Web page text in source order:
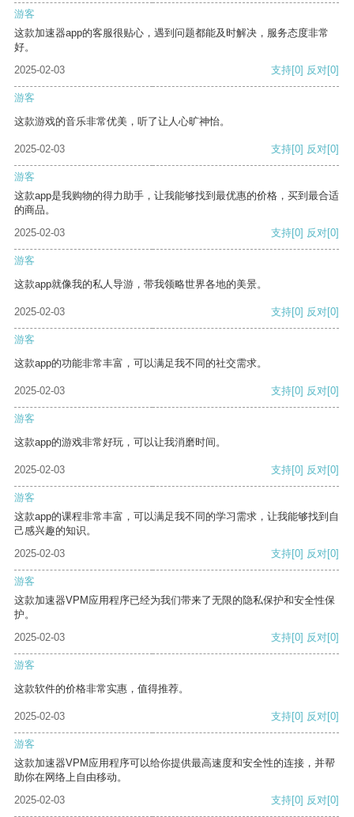
游客
这款加速器app的客服很贴心，遇到问题都能及时解决，服务态度非常
好。
2025-02-03
支持[0] 反对[0]
游客
这款游戏的音乐非常优美，听了让人心旷神怡。
2025-02-03 支持[0] 反对[0]
游客
这款app是我购物的得力助手，让我能够找到最优惠的价格，买到最合适
的商品。
2025-02-03
支持[0] 反对[0]
游客
这款app就像我的私人导游，带我领略世界各地的美景。
2025-02-03 支持[0] 反对[0]
游客
这款app的功能非常丰富，可以满足我不同的社交需求。
2025-02-03 支持[0] 反对[0]
游客
这款app的游戏非常好玩，可以让我消磨时间。
2025-02-03 支持[0] 反对[0]
游客
这款app的课程非常丰富，可以满足我不同的学习需求，让我能够找到自
己感兴趣的知识。
2025-02-03
支持[0] 反对[0]
游客
这款加速器VPM应用程序已经为我们带来了无限的隐私保护和安全性保
护。
2025-02-03
支持[0] 反对[0]
游客
这款软件的价格非常实惠，值得推荐。
2025-02-03 支持[0] 反对[0]
游客
这款加速器VPM应用程序可以给你提供最高速度和安全性的连接，并帮
助你在网络上自由移动。
2025-02-03
支持[0] 反对[0]